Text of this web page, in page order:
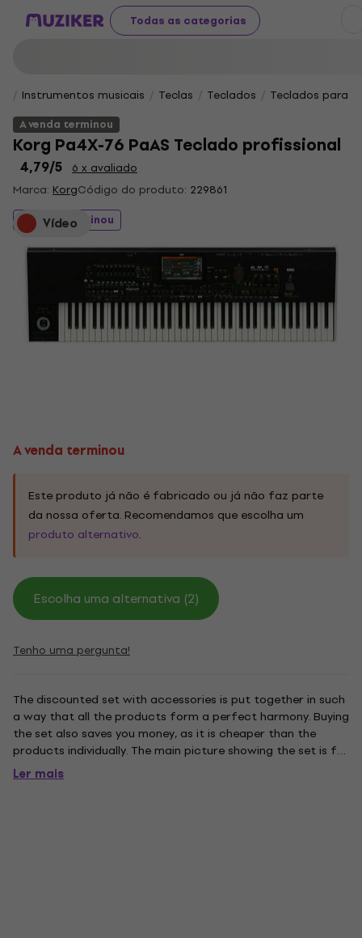
Todas as categorias
Instrumentos musicais Teclas Teclados
Teclados para
A venda terminou
Korg Pa4X-76 PaAS Teclado profissional
4,79/5
6 x avaliado
Marca: KorgCódigo do produto: 229861
Vídeo
A venda terminou
A venda terminou
Este produto já não é fabricado ou já não faz parte
da nossa oferta. Recomendamos que escolha um
produto alternativo.
Escolha uma alternativa (2)
Tenho uma pergunta!
The discounted set with accessories is put together in such
a way that all the products form a perfect harmony. Buying
the set also saves you money, as it is cheaper than the
products individually. The main picture showing the set is for
illustrative purposes.
Ler mais